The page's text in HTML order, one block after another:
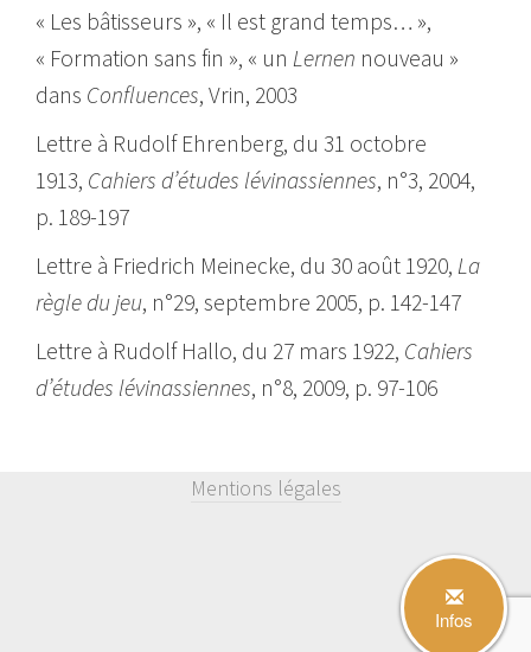
Infos
« Les bâtisseurs », « Il est grand temps… »,
« Formation sans fin », « un Lernen nouveau »
dans Confluences, Vrin, 2003
Lettre à Rudolf Ehrenberg, du 31 octobre
1913, Cahiers d’études lévinassiennes, n°3, 2004,
p. 189-197
Lettre à Friedrich Meinecke, du 30 août 1920, La
règle du jeu, n°29, septembre 2005, p. 142-147
Lettre à Rudolf Hallo, du 27 mars 1922, Cahiers
d’études lévinassiennes, n°8, 2009, p. 97-106
Mentions légales